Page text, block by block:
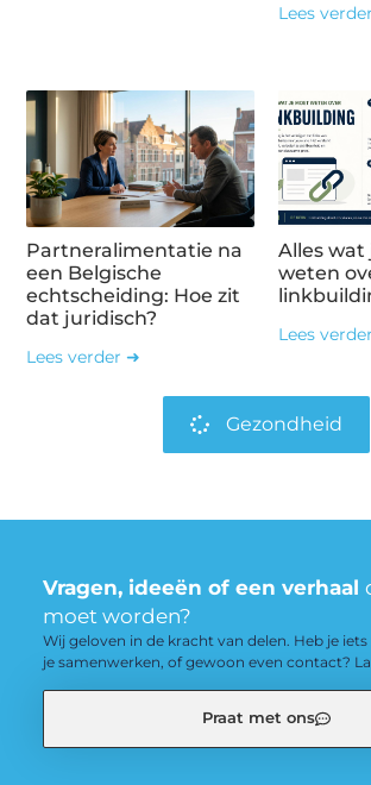
Lees
Partneralimentatie na
een Belgische
echtscheiding: Hoe zit
dat juridisch?
Lees verder ➜
Alles
weten
Lees
Gezondheid
Vragen, ideeën of een verhaal
moet worden?
Wij geloven in de kracht van delen. Heb je
je samenwerken, of gewoon even contact?
Praat met ons